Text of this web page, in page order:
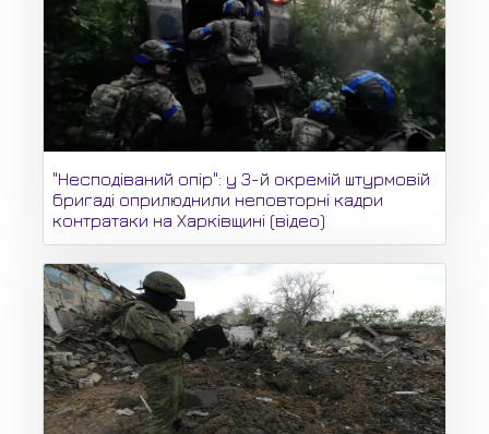
"Несподіваний опір": у 3-й окремій штурмовій
бригаді оприлюднили неповторні кадри
контратаки на Харківщині (відео)